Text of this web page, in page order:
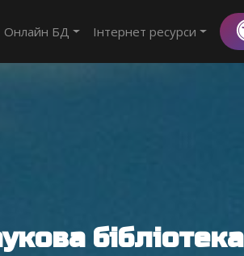
Онлайн БД Інтернет ресурси
бібліотека